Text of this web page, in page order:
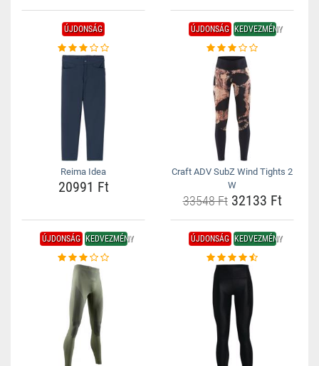
ÚJDONSÁG
Reima Idea
20991 Ft
ÚJDONSÁG KEDVEZMÉNY
Craft ADV SubZ Wind Tights 2
W
33548 Ft32133 Ft
ÚJDONSÁG KEDVEZMÉNY ÚJDONSÁG KEDVEZMÉNY